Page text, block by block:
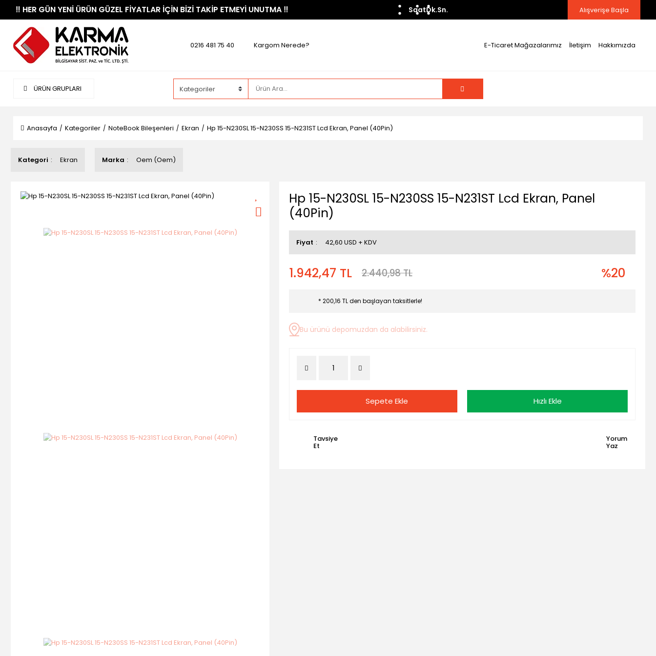
​‼️​ HER GÜN YENİ ÜRÜN GÜZEL FİYATLAR İÇİN BİZİ TAKİP ETMEYİ UNUTMA ​‼️​ SaatDk.Sn. Alışverişe Başla
0216 481 75 40 Kargom Nerede? E-Ticaret Mağazalarımız İletişim Hakkımızda
ÜRÜN GRUPLARI
Anasayfa Kategoriler NoteBook Bileşenleri Ekran Hp 15-N230SL 15-N230SS 15-N231ST Lcd Ekran, Panel (40Pin)
Kategori Ekran Marka Oem (Oem)
Hp 15-N230SL 15-N230SS 15-N231ST Lcd Ekran, Panel
(40Pin)
Fiyat 42,60 USD + KDV
1.942,47 TL 2.440,98 TL %20
* 200,16 TL den başlayan taksitlerle!
Bu ürünü depomuzdan da alabilirsiniz.
Sepete Ekle Hızlı Ekle
Tavsiye
Et
Yorum
Yaz